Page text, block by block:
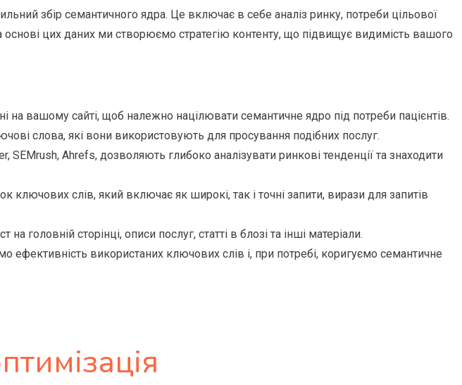
збір семантичного ядра. Це включає в себе аналіз ринку, потреби цільової
цих даних ми створюємо стратегію контенту, що підвищує видимість вашого
на вашому сайті, щоб належно націлювати семантичне ядро під потреби пацієнтів.
слова, які вони використовують для просування подібних послуг.
SEMrush, Ahrefs, дозволяють глибоко аналізувати ринкові тенденції та знаходити
ключових слів, який включає як широкі, так і точні запити, вирази для запитів
головній сторінці, описи послуг, статті в блозі та інші матеріали.
ефективність використаних ключових слів і, при потребі, коригуємо семантичне